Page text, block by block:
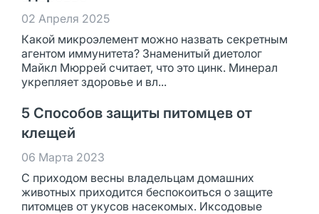
02 Апреля 2025
Какой микроэлемент можно назвать секретным
агентом иммунитета? Знаменитый диетолог
Майкл Мюррей считает, что это цинк. Минерал
укрепляет здоровье и вл...
5 Способов защиты питомцев от
клещей
06 Марта 2023
С приходом весны владельцам домашних
животных приходится беспокоиться о защите
питомцев от укусов насекомых. Иксодовые